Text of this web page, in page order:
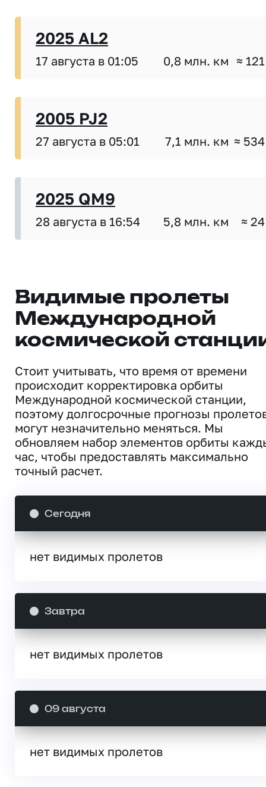
2025 AL2
17 августа в 01:05 0,8 млн. км ≈
2005 PJ2
27 августа в 05:01 7,1 млн. км ≈
2025 QM9
28 августа в 16:54 5,8 млн. км ≈
Видимые пролеты
Международной
космической
Стоит учитывать, что время от времени
происходит корректировка орбиты
Международной космической станции,
поэтому долгосрочные прогнозы
могут незначительно меняться. Мы
обновляем набор элементов орбиты
час, чтобы предоставлять максимально
точный расчет.
Сегодня
нет видимых пролетов
Завтра
нет видимых пролетов
09 августа
нет видимых пролетов